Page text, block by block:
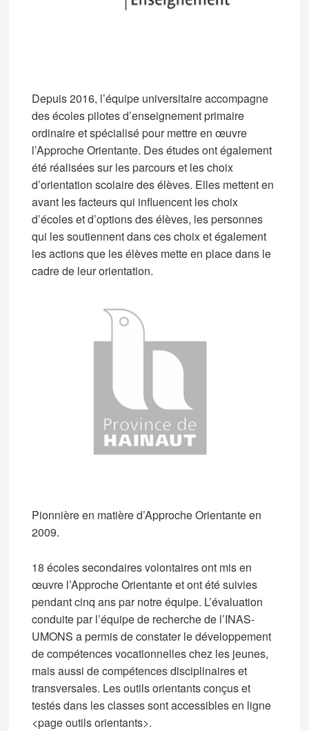
Depuis 2016, l’équipe universitaire accompagne
des écoles pilotes d’enseignement primaire
ordinaire et spécialisé pour mettre en œuvre
l’Approche Orientante. Des études ont également
été réalisées sur les parcours et les choix
d’orientation scolaire des élèves. Elles mettent en
avant les facteurs qui influencent les choix
d’écoles et d’options des élèves, les personnes
qui les soutiennent dans ces choix et également
les actions que les élèves mette en place dans le
cadre de leur orientation.
Pionnière en matière d’Approche Orientante en
2009.
18 écoles secondaires volontaires ont mis en
œuvre l’Approche Orientante et ont été suivies
pendant cinq ans par notre équipe. L’évaluation
conduite par l’équipe de recherche de l’INAS-
UMONS a permis de constater le développement
de compétences vocationnelles chez les jeunes,
mais aussi de compétences disciplinaires et
transversales. Les outils orientants conçus et
testés dans les classes sont accessibles en ligne
<page outils orientants>.